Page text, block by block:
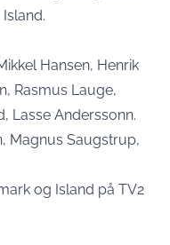
Hansen, Henrik
Rasmus Lauge,
Lasse Anderssonn.
Magnus Saugstrup,
og Island på TV2